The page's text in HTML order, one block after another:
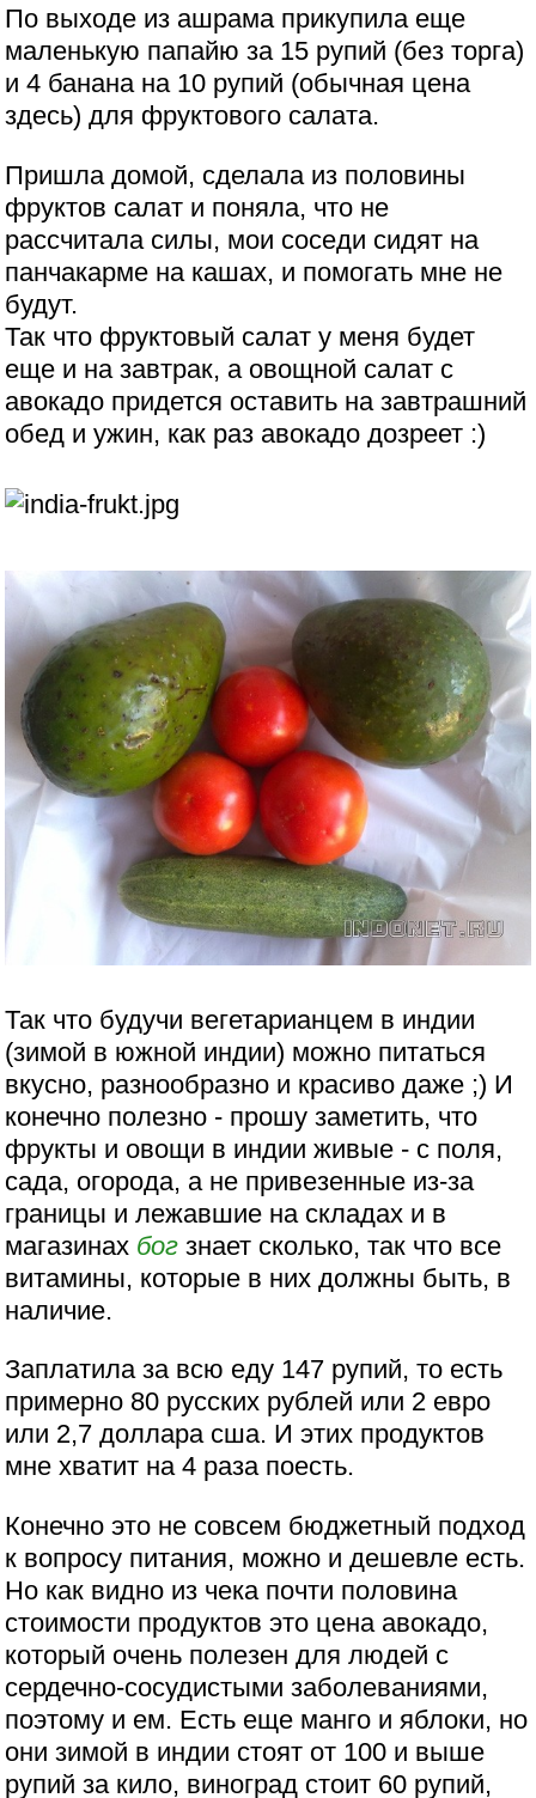
По выходе из ашрама прикупила еще
маленькую папайю за 15 рупий (без торга)
и 4 банана на 10 рупий (обычная цена
здесь) для фруктового салата.
Пришла домой, сделала из половины
фруктов салат и поняла, что не
рассчитала силы, мои соседи сидят на
панчакарме на кашах, и помогать мне не
будут.
Так что фруктовый салат у меня будет
еще и на завтрак, а овощной салат с
авокадо придется оставить на завтрашний
обед и ужин, как раз авокадо дозреет :)
Так что будучи вегетарианцем в индии
(зимой в южной индии) можно питаться
вкусно, разнообразно и красиво даже ;) И
конечно полезно - прошу заметить, что
фрукты и овощи в индии живые - с поля,
сада, огорода, а не привезенные из-за
границы и лежавшие на складах и в
магазинах бог знает сколько, так что все
витамины, которые в них должны быть, в
наличие.
Заплатила за всю еду 147 рупий, то есть
примерно 80 русских рублей или 2 евро
или 2,7 доллара сша. И этих продуктов
мне хватит на 4 раза поесть.
Конечно это не совсем бюджетный подход
к вопросу питания, можно и дешевле есть.
Но как видно из чека почти половина
стоимости продуктов это цена авокадо,
который очень полезен для людей с
сердечно-сосудистыми заболеваниями,
поэтому и ем. Есть еще манго и яблоки, но
они зимой в индии стоят от 100 и выше
рупий за кило, виноград стоит 60 рупий,